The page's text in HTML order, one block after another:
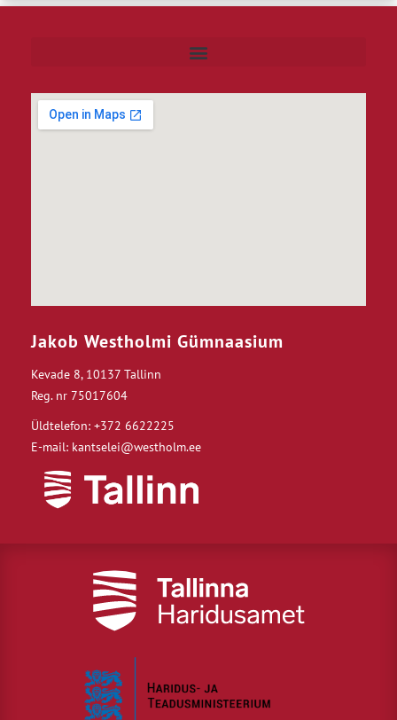
Jakob Westholmi Gümnaasium
Kevade 8, 10137 Tallinn
Reg. nr 75017604
Üldtelefon: +372 6622225
E-mail: kantselei@westholm.ee